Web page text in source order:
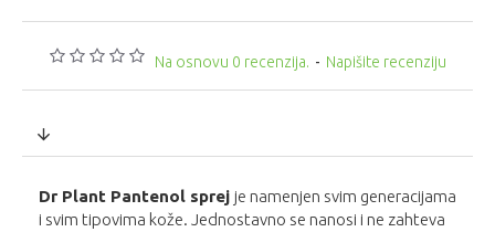
Na osnovu 0 recenzija. - Napišite recenziju
Dr Plant Pantenol sprej je namenjen svim generacijama
i svim tipovima kože. Jednostavno se nanosi i ne zahteva